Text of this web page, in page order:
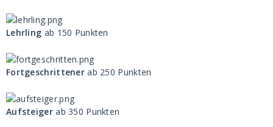
Lehrling ab 150 Punkten
Fortgeschrittener ab 250 Punkten
Aufsteigerab 350 Punkten